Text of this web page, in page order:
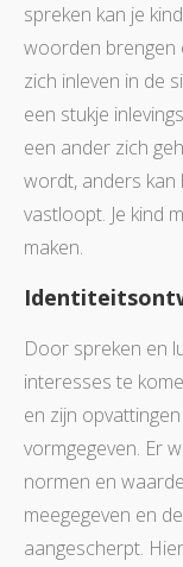
spreken kan je
woorden brengen
zich inleven in de
een stukje
een ander zich
wordt, anders kan
vastloopt. Je kind
maken.
Door spreken en
interesses te
en zijn
vormgegeven. Er
normen en
meegegeven en
aangescherpt.